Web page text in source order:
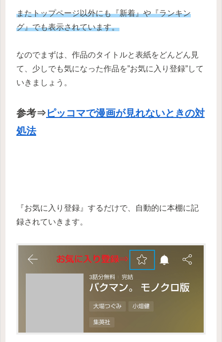
またトップページ以外にも『新着』や『ランキン
グ』でも表示されています。
なのでまずは、作品のタイトルと表紙をどんどん見
て、少しでも気になった作品を”お気に入り登録”して
いきましょう。
参考⇒ピッコマで漫画が見れないときの対
処法
『お気に入り登録』するだけで、自動的に本棚に記
録されていきます。